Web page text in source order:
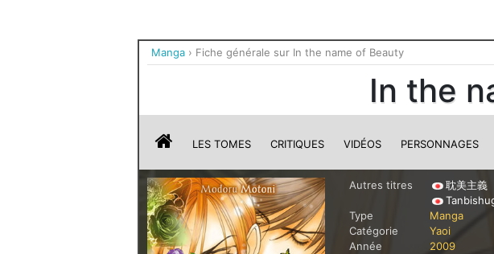
Manga › Fiche générale sur In the name of Beauty
In the
LES TOMES CRITIQUES VIDÉOS PERSONNAGES
Autres titres
耽美主義
Type
Manga
Catégorie
Yaoi
Année
2009